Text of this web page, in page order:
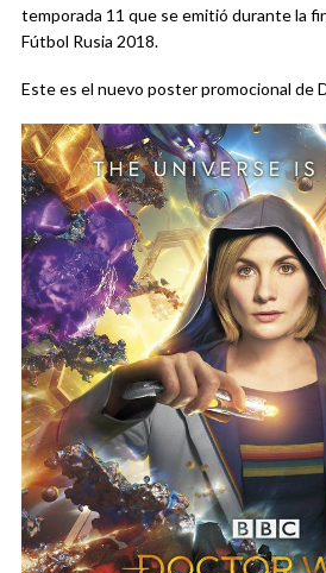
temporada 11 que se emitió durante la
Fútbol Rusia 2018.
Este es el nuevo poster promocional de